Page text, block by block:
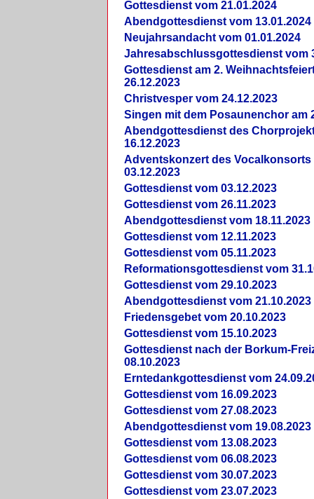
Gottesdienst vom 21.01.2024
Abendgottesdienst vom 13.01.2024
Neujahrsandacht vom 01.01.2024
Jahresabschlussgottesdienst vom
Gottesdienst am 2.
26.12.2023
Christvesper vom 24.12.2023
Singen mit dem Posaunenchor am
Abendgottesdienst des
16.12.2023
Adventskonzert des Vocalkonsorts
03.12.2023
Gottesdienst vom 03.12.2023
Gottesdienst vom 26.11.2023
Abendgottesdienst vom 18.11.2023
Gottesdienst vom 12.11.2023
Gottesdienst vom 05.11.2023
Reformationsgottesdienst vom
Gottesdienst vom 29.10.2023
Abendgottesdienst vom 21.10.2023
Friedensgebet vom 20.10.2023
Gottesdienst vom 15.10.2023
Gottesdienst nach der Borkum-
08.10.2023
Erntedankgottesdienst vom
Gottesdienst vom 16.09.2023
Gottesdienst vom 27.08.2023
Abendgottesdienst vom 19.08.2023
Gottesdienst vom 13.08.2023
Gottesdienst vom 06.08.2023
Gottesdienst vom 30.07.2023
Gottesdienst vom 23.07.2023